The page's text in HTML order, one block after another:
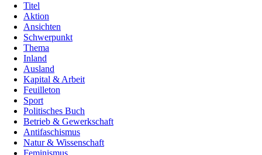
Titel
Aktion
Ansichten
Schwerpunkt
Thema
Inland
Ausland
Kapital & Arbeit
Feuilleton
Sport
Politisches Buch
Betrieb & Gewerkschaft
Antifaschismus
Natur & Wissenschaft
Feminismus